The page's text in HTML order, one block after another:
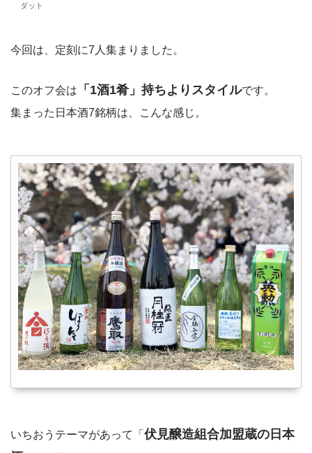
ダット
今回は、定刻に7人集まりました。
このオフ会は 「1酒1肴」持ちよりスタイルです。
集まった日本酒7銘柄は、こんな感じ。
いちおうテーマがあって「 伏見醸造組合加盟蔵の日本